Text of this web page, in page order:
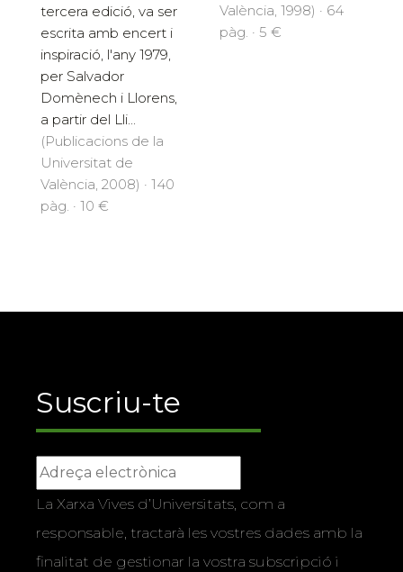
tercera edició, va ser
escrita amb encert i
inspiració, l'any 1979,
per Salvador
Domènech i Llorens,
a partir del Lli...
(Publicacions de la
Universitat de
València, 2008) · 140
pàg. · 10 €
València, 1998) · 64
pàg. · 5 €
Suscriu-te
La Xarxa Vives d’Universitats, com a
responsable, tractarà les vostres dades amb la
finalitat de gestionar la vostra subscripció i